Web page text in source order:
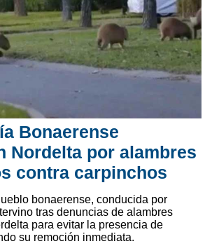
Bonaerense
Nordelta por alambres
contra carpinchos
bonaerense, conducida por
tras denuncias de alambres
para evitar la presencia de
su remoción inmediata.